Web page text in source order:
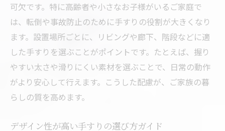
可欠です。特に高齢者や小さなお子様がいるご家庭で
は、転倒や事故防止のために手すりの役割が大きくなり
ます。設置場所ごとに、リビングや廊下、階段などに適
した手すりを選ぶことがポイントです。たとえば、握り
やすい太さや滑りにくい素材を選ぶことで、日常の動作
がより安心して行えます。こうした配慮が、ご家族の暮
らしの質を高めます。
デザイン性が高い手すりの選び方ガイド